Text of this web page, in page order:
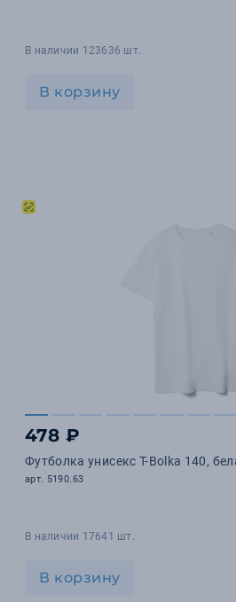
В наличии 123636 шт.
В корзину
478 ₽
Футболка унисекс T-Bolka 140,
арт. 5190.63
В наличии 17641 шт.
В корзину